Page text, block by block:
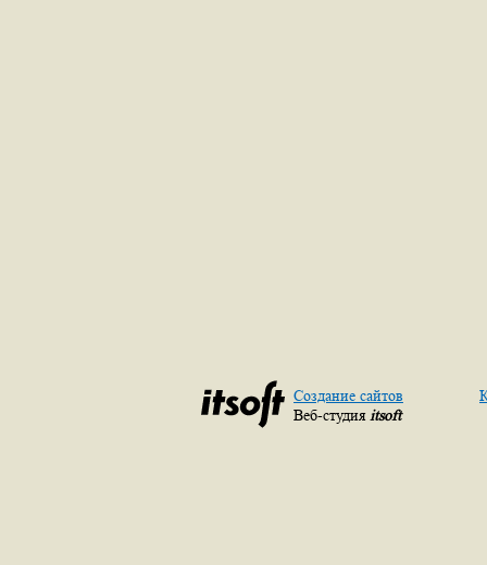
Создание сайтов
Веб-студия itsoft